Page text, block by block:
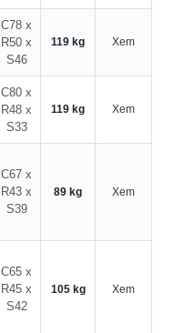
C78 x
R50 x
S46
119 kg Xem
C80 x
R48 x
S33
119 kg Xem
C67 x
R43 x
S39
89 kg Xem
C65 x
R45 x
S42
105 kg Xem